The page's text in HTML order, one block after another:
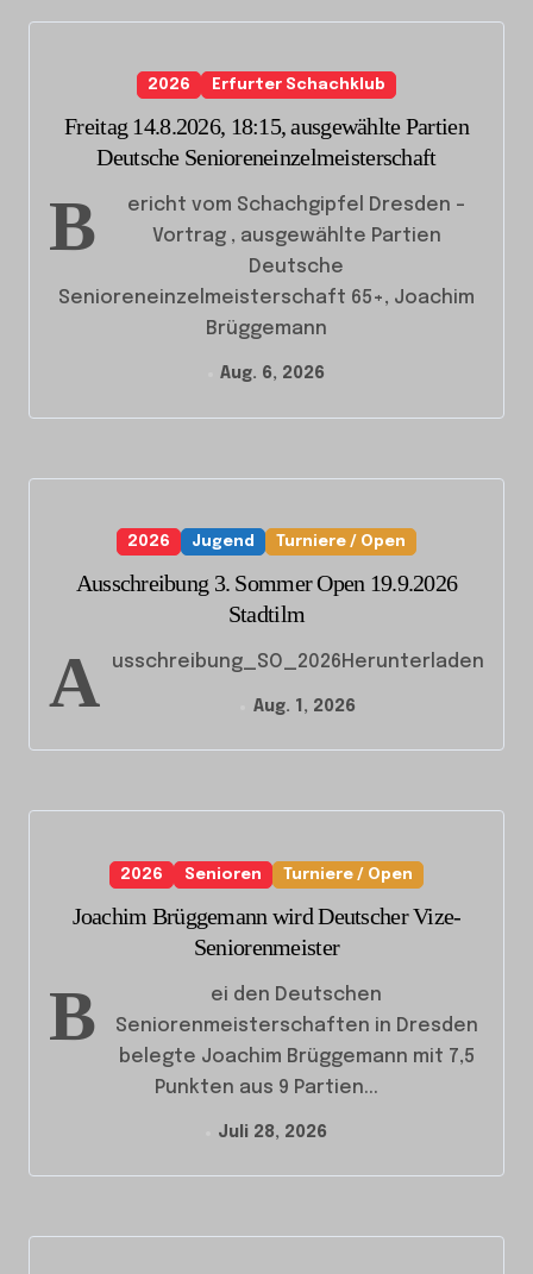
2026 Erfurter Schachklub
Freitag 14.8.2026, 18:15, ausgewählte Partien
Deutsche Senioreneinzelmeisterschaft
B
ericht vom Schachgipfel Dresden –
Vortrag , ausgewählte Partien
Deutsche
Senioreneinzelmeisterschaft 65+, Joachim
Brüggemann
Aug. 6, 2026
2026 Jugend Turniere / Open
Ausschreibung 3. Sommer Open 19.9.2026
Stadtilm
A usschreibung_SO_2026Herunterladen
Aug. 1, 2026
2026 Senioren Turniere / Open
Joachim Brüggemann wird Deutscher Vize-
Seniorenmeister
B
ei den Deutschen
Seniorenmeisterschaften in Dresden
belegte Joachim Brüggemann mit 7,5
Punkten aus 9 Partien...
Juli 28, 2026